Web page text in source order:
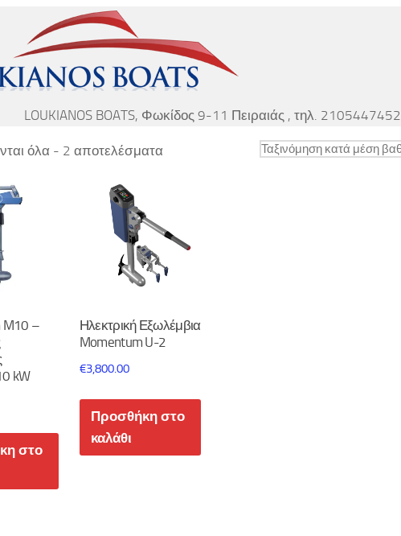
LOUKIANOS BOATS, Φωκίδος 9-11 Πειραιάς , τηλ. 2105447452
όλα - 2 αποτελέσματα
M10 –
kW
στο
Ηλεκτρική Εξωλέμβια
Momentum U-2
€3,800.00
Προσθήκη στο
καλάθι